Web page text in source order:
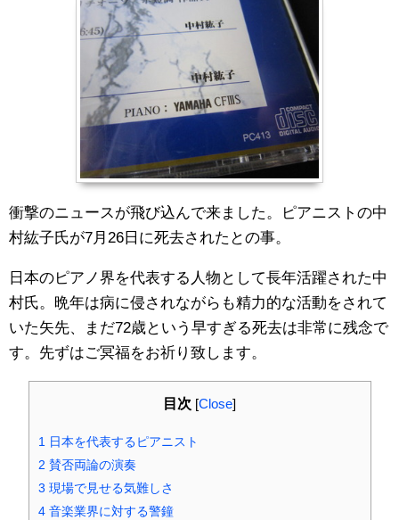
衝撃のニュースが飛び込んで来ました。ピアニストの中
村紘子氏が7月26日に死去されたとの事。
日本のピアノ界を代表する人物として長年活躍された中
村氏。晩年は病に侵されながらも精力的な活動をされて
いた矢先、まだ72歳という早すぎる死去は非常に残念で
す。先ずはご冥福をお祈り致します。
目次 [Close]
1日本を代表するピアニスト
2 賛否両論の演奏
3 現場で見せる気難しさ
4音楽業界に対する警鐘